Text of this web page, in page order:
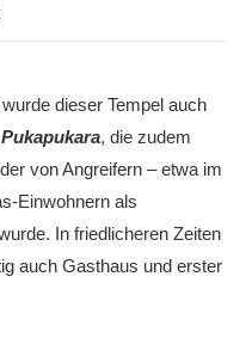
dieser Tempel auch
Pukapukara, die zudem
von Angreifern – etwa im
Einwohnern als
In friedlicheren Zeiten
auch Gasthaus und erster